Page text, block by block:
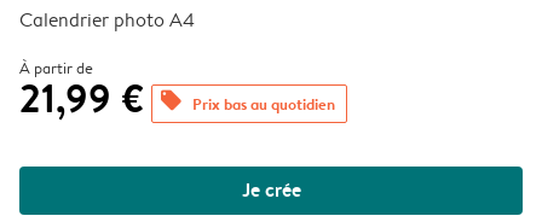
Calendrier photo A4
À partir de
21,99 € offers Prix bas au quotidien
Je crée